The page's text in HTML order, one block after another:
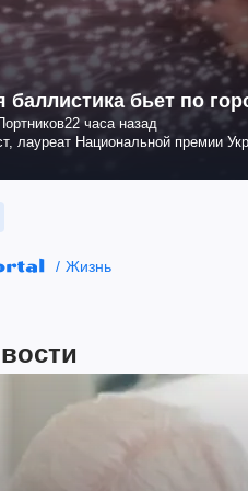
баллистика бьет по
22 часа назад
лауреат Национальной премии
Жизнь